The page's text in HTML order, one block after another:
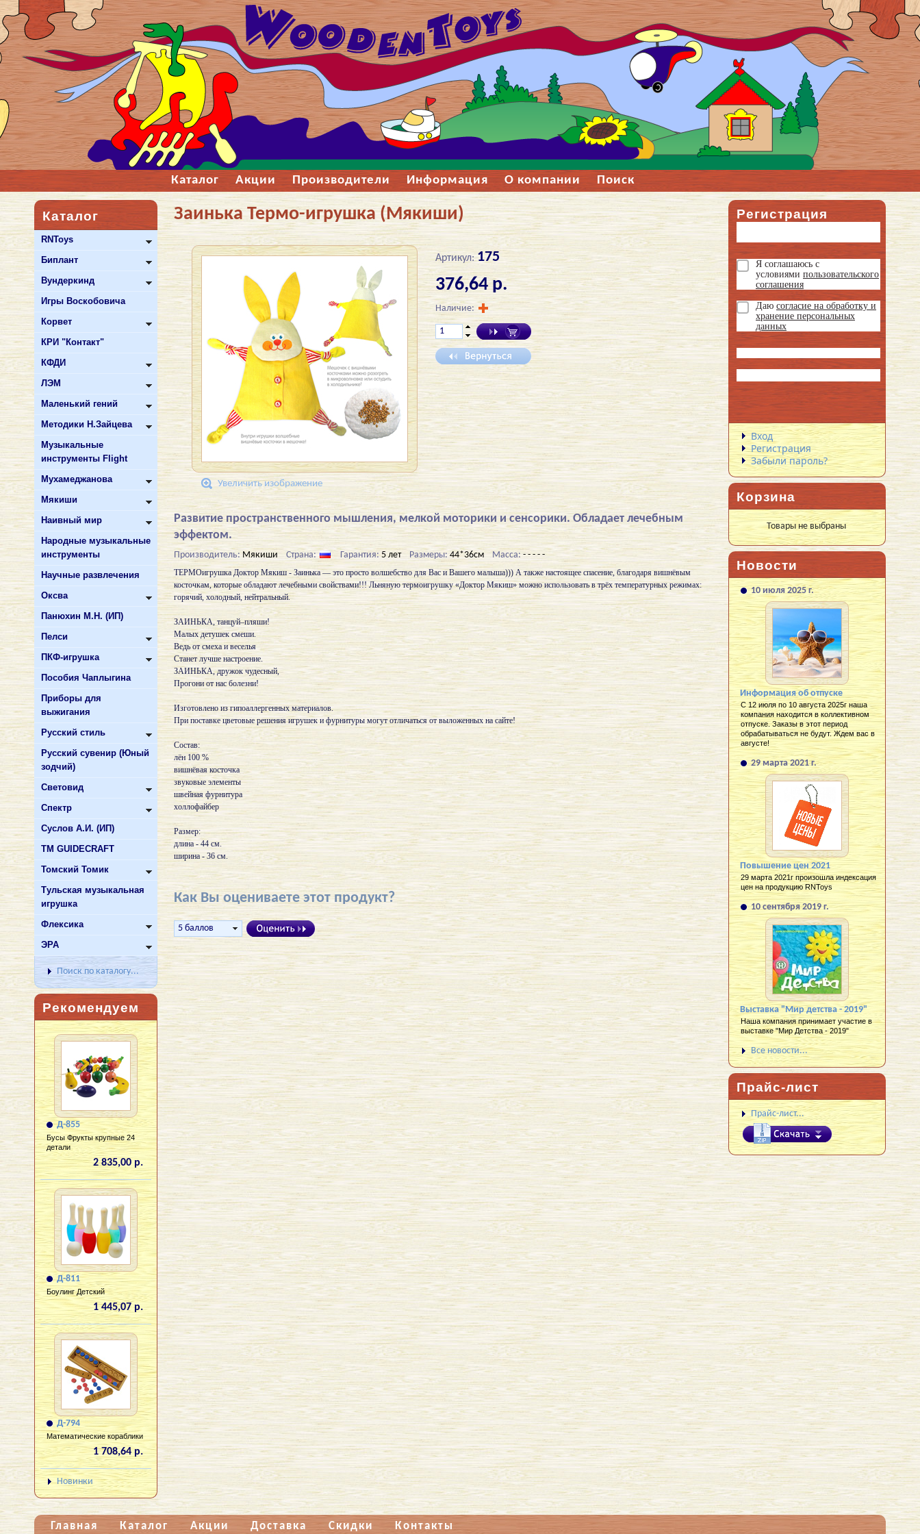
Каталог Акции Производители Информация О компании Поиск
Каталог
RNToys
Биплант
Вундеркинд
Игры Воскобовича
Корвет
КРИ "Контакт"
КФДИ
ЛЭМ
Маленький гений
Методики Н.Зайцева
Музыкальные
инструменты Flight
Мухамеджанова
Мякиши
Наивный мир
Народные музыкальные
инструменты
Научные развлечения
Оксва
Панюхин М.Н. (ИП)
Пелси
ПКФ-игрушка
Пособия Чаплыгина
Приборы для
выжигания
Русский стиль
Русский сувенир (Юный
зодчий)
Световид
Спектр
Суслов А.И. (ИП)
ТМ GUIDECRAFT
Томский Томик
Тульская музыкальная
игрушка
Флексика
ЭРА
Поиск по каталогу...
Рекомендуем
Д-855
Бусы Фрукты крупные 24
детали
2 835,00 р.
Д-811
Боулинг Детский
1 445,07 р.
Д-794
Математические кораблики
1 708,64 р.
Новинки
Заинька Термо-игрушка (Мякиши)
Увеличить изображение
Артикул:175
376,64 р.
Наличие:
Развитие пространственного мышления, мелкой моторики и сенсорики. Обладает лечебным
эффектом.
Производитель: Мякиши Страна: Гарантия:5 лет Размеры: 44*36см Масса: - - - - -
ТЕРМОигрушка Доктор Мякиш - Заинька — это просто волшебство для Вас и Вашего малыша))) А также настоящее спасение, благодаря вишнёвым
косточкам, которые обладают лечебными свойствами!!! Льняную термоигрушку «Доктор Мякиш» можно использовать в трёх температурных режимах:
горячий, холодный, нейтральный.
ЗАИНЬКА, танцуй–пляши!
Малых детушек смеши.
Ведь от смеха и веселья
Станет лучше настроение.
ЗАИНЬКА, дружок чудесный,
Прогони от нас болезни!
Изготовлено из гипоаллергенных материалов.
При поставке цветовые решения игрушек и фурнитуры могут отличаться от выложенных на сайте!
Состав:
лён 100 %
вишнёвая косточка
звуковые элементы
швейная фурнитура
холлофайбер
Размер:
длина - 44 см.
ширина - 36 см.
Как Вы оцениваете этот продукт?
Регистрация
Я соглашаюсь с
условиями пользовательского
соглашения
Даю согласие на обработку и
хранение персональных
данных
Вход
Регистрация
Забыли пароль?
Корзина
Товары не выбраны
Новости
10 июля 2025 г.
Информация об отпуске
С 12 июля по 10 августа 2025г наша
компания находится в коллективном
отпуске. Заказы в этот период
обрабатываться не будут. Ждем вас в
августе!
29 марта 2021 г.
Повышение цен 2021
29 марта 2021г произошла индексация
цен на продукцию RNToys
10 сентября 2019 г.
Выставка "Мир детства - 2019"
Наша компания принимает участие в
выставке "Мир Детства - 2019"
Все новости...
Прайс-лист
Прайс-лист...
Главная Каталог Акции Доставка Скидки Контакты